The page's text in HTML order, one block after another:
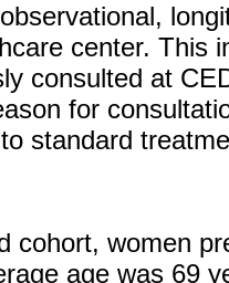
center. This
consulted at
for
standard
cohort, women
age was 69